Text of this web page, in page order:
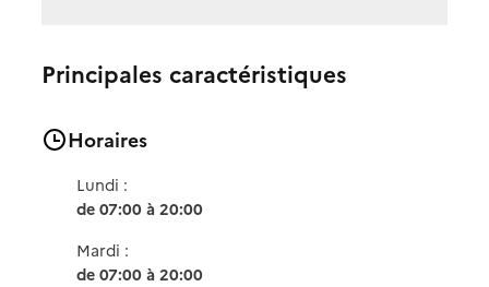
Principales caractéristiques
Horaires
Lundi :
de 07:00 à 20:00
Mardi :
de 07:00 à 20:00